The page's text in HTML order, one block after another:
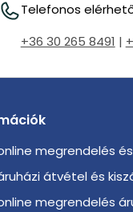
Telefonos
+36 30 265 8491 |
megrendelés
átvétel és
megrendelés